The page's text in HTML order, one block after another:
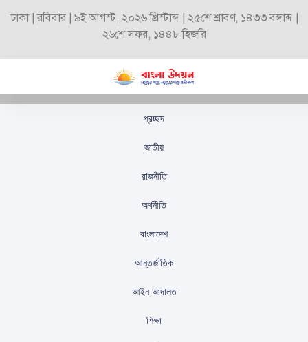
ঢাকা | রবিবার | ৯ই আগস্ট, ২০২৬ খ্রিস্টাব্দ | ২৫শে শ্রাবণ, ১৪৩৩ বঙ্গাব্দ |
২৬শে সফর, ১৪৪৮ হিজরি
প্রচ্ছদ
জাতীয়
রাজনীতি
অর্থনীতি
বাংলাদেশ
আন্তর্জাতিক
আইন আদালত
শিক্ষা
দেশকে বিরাজনীতিকরণে
নতুন ‘মাইনাস-টু ফর্মুলা’
প্রতিষ্ঠিত: মির্জা আব্বাস
প্রকাশিতঃআগস্ট ৩০, ২০২৫